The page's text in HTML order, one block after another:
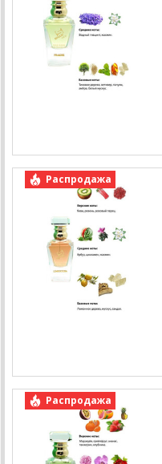
Распродажа
Распродажа